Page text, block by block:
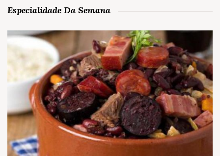
Especialidade Da Semana